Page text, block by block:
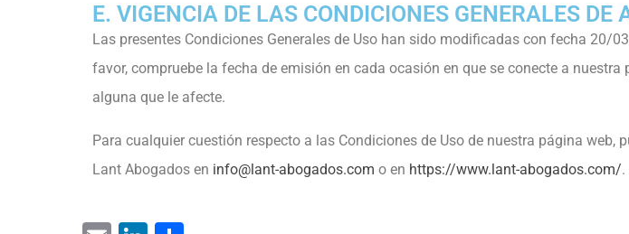
E. VIGENCIA DE LAS CONDICIONES GENERALES DE
Las presentes Condiciones Generales de Uso han sido modificadas con fecha
favor, compruebe la fecha de emisión en cada ocasión en que se conecte a
alguna que le afecte.
Para cualquier cuestión respecto a las Condiciones de Uso de nuestra página web,
Lant Abogados en info@lant-abogados.com o en https://www.lant-abogados.com/.